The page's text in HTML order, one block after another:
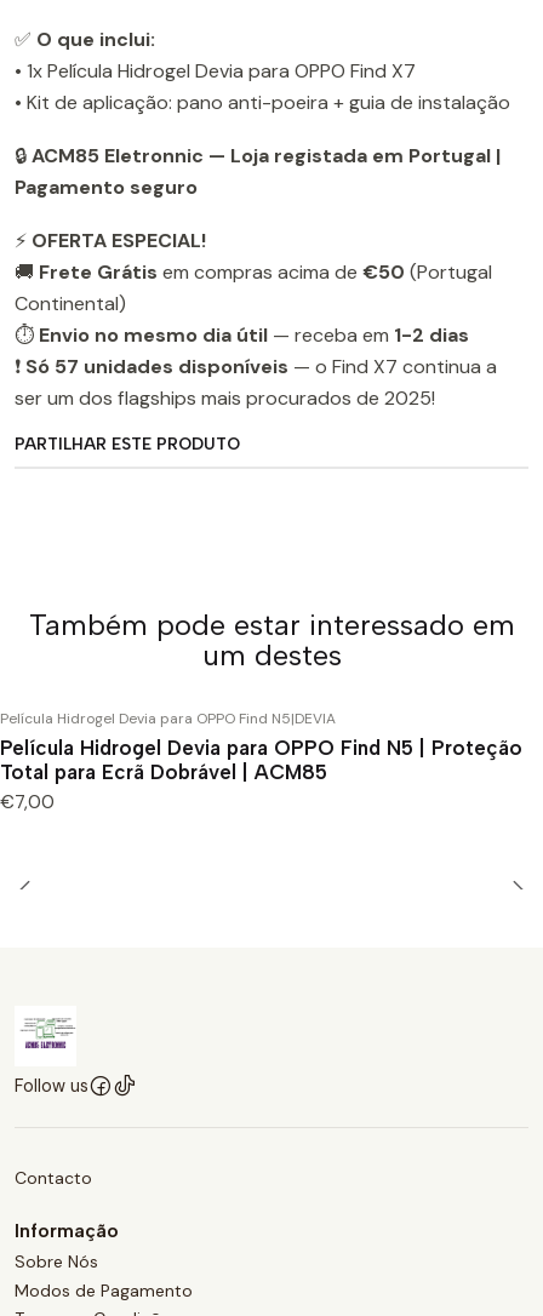
✅ O que inclui:
• 1x Película Hidrogel Devia para OPPO Find X7
• Kit de aplicação: pano anti-poeira + guia de instalação
🔒ACM85 Eletronnic — Loja registada em Portugal |
Pagamento seguro
⚡ OFERTA ESPECIAL!
🚚 Frete Grátis em compras acima de €50 (Portugal
Continental)
⏱️ Envio no mesmo dia útil — receba em 1-2 dias
❗ Só 57 unidades disponíveis — o Find X7 continua a
ser um dos flagships mais procurados de 2025!
PARTILHAR ESTE PRODUTO
Também pode estar interessado em
um destes
Película Hidrogel Devia para OPPO Find N5|DEVIA
Película Hidrogel Devia para OPPO Find N5 | Proteção
Total para Ecrã Dobrável | ACM85
€7,00
Follow us
Contacto
Informação
Sobre Nós
Modos de Pagamento